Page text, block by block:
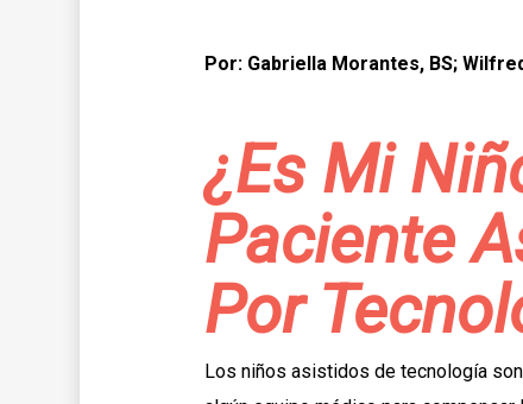
Por: Gabriella Morantes, BS;
¿Es Mi
Paciente
Por
Los niños asistidos de tecnología